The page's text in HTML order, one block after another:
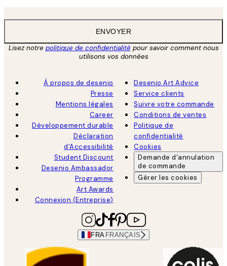
ENVOYER
Lisez notre politique de confidentialitépour savoir comment nous
utilisons vos données
À propos de desenio
Presse
Mentions légales
Career
Développement durable
Déclaration
d'Accessibilité
Student Discount
Desenio Ambassador
Programme
Art Awards
Connexion (Entreprise)
Desenio Art Advice
Service clients
Suivre votre commande
Conditions de ventes
Politique de
confidentialité
Cookies
Demande d'annulation
de commande
Gérer les cookies
FRA FRANÇAIS